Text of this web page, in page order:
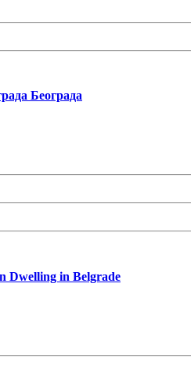
Београда
Dwelling in Belgrade